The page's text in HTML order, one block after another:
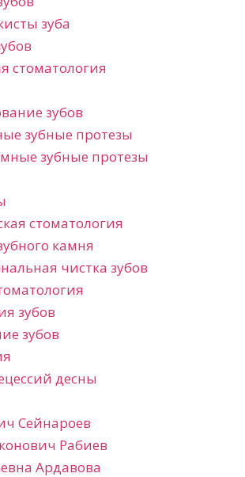
зуба
стоматология
зубов
зубные протезы
зубные протезы
стоматология
камня
чистка зубов
зубов
зубов
десны
Сейнароев
Рабиев
Ардавова